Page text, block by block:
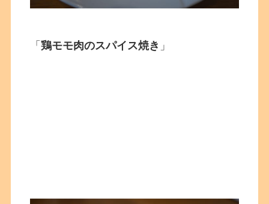
「鶏モモ肉のスパイス焼き 」